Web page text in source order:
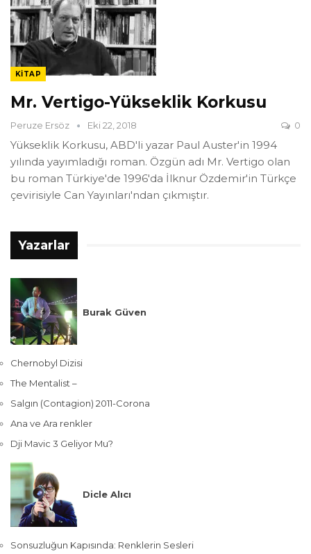
KITAP
Mr. Vertigo-Yükseklik Korkusu
Peruze Ersöz Eki 22, 2018 0
Yükseklik Korkusu, ABD'li yazar Paul Auster'in 1994
yılında yayımladığı roman. Özgün adı Mr. Vertigo olan
bu roman Türkiye'de 1996'da İlknur Özdemir'in Türkçe
çevirisiyle Can Yayınları'ndan çıkmıştır.
Yazarlar
Burak Güven
Chernobyl Dizisi
The Mentalist –
Salgın (Contagion) 2011-Corona
Ana ve Ara renkler
Dji Mavic 3 Geliyor Mu?
Dicle Alıcı
Sonsuzluğun Kapısında: Renklerin Sesleri